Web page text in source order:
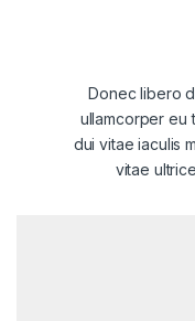
Donec libero
ullamcorper eu
dui vitae iaculis
vitae